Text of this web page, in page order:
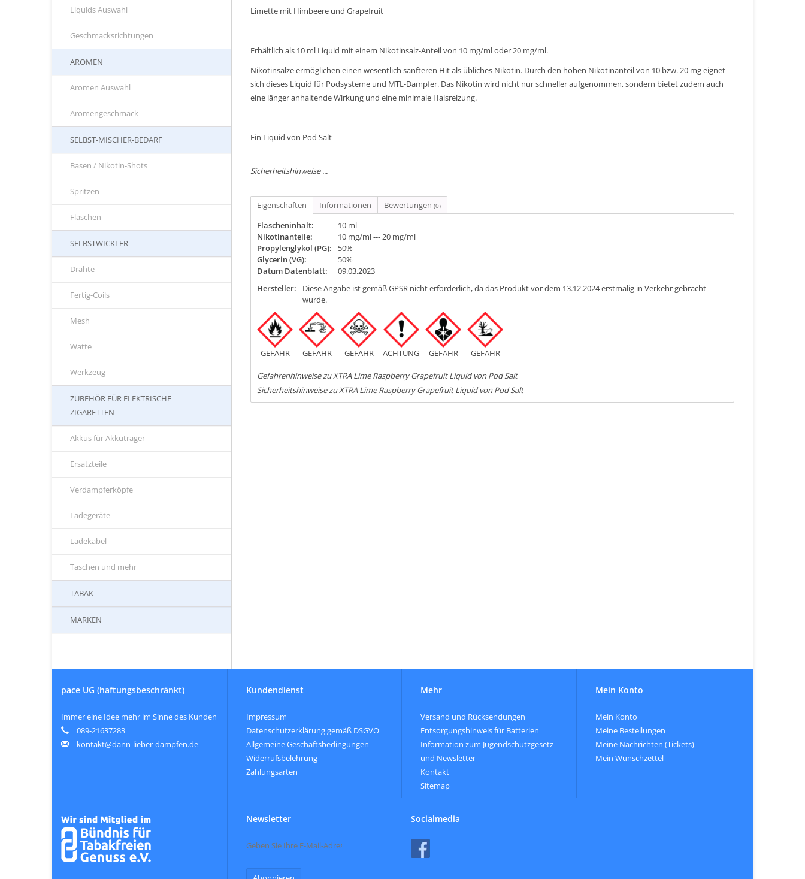
Liquids Auswahl
Geschmacksrichtungen
AROMEN
Aromen Auswahl
Aromengeschmack
SELBST-MISCHER-BEDARF
Basen / Nikotin-Shots
Spritzen
Flaschen
SELBSTWICKLER
Drähte
Fertig-Coils
Mesh
Watte
Werkzeug
ZUBEHÖR FÜR ELEKTRISCHE
ZIGARETTEN
Akkus für Akkuträger
Ersatzteile
Verdampferköpfe
Ladegeräte
Ladekabel
Taschen und mehr
TABAK
MARKEN
Limette mit Himbeere und Grapefruit
Erhältlich als 10 ml Liquid mit einem Nikotinsalz-Anteil von 10 mg/ml oder 20 mg/ml.
Nikotinsalze ermöglichen einen wesentlich sanfteren Hit als übliches Nikotin. Durch den hohen Nikotinanteil von 10 bzw. 20 mg eignet
sich dieses Liquid für Podsysteme und MTL-Dampfer. Das Nikotin wird nicht nur schneller aufgenommen, sondern bietet zudem auch
eine länger anhaltende Wirkung und eine minimale Halsreizung.
Ein Liquid von Pod Salt
Sicherheitshinweise ...
Eigenschaften Informationen Bewertungen (0)
Flascheninhalt:
10 ml
Nikotinanteile:
10 mg/ml --- 20 mg/ml
Propylenglykol (PG):
50%
Glycerin (VG):
50%
Datum Datenblatt:
09.03.2023
Hersteller:
Diese Angabe ist gemäß GPSR nicht erforderlich, da das Produkt vor dem 13.12.2024 erstmalig in Verkehr gebracht
wurde.
GEFAHR GEFAHR GEFAHR ACHTUNG GEFAHR GEFAHR
Gefahrenhinweise zu XTRA Lime Raspberry Grapefruit Liquid von Pod Salt
Sicherheitshinweise zu XTRA Lime Raspberry Grapefruit Liquid von Pod Salt
pace UG (haftungsbeschränkt)
Immer eine Idee mehr im Sinne des Kunden
089-21637283
kontakt@dann-lieber-dampfen.de
Kundendienst
Impressum
Datenschutzerklärung gemäß DSGVO
Allgemeine Geschäftsbedingungen
Widerrufsbelehrung
Zahlungsarten
Mehr
Versand und Rücksendungen
Entsorgungshinweis für Batterien
Information zum Jugendschutzgesetz
und Newsletter
Kontakt
Sitemap
Mein Konto
Mein Konto
Meine Bestellungen
Meine Nachrichten (Tickets)
Mein Wunschzettel
Newsletter Socialmedia